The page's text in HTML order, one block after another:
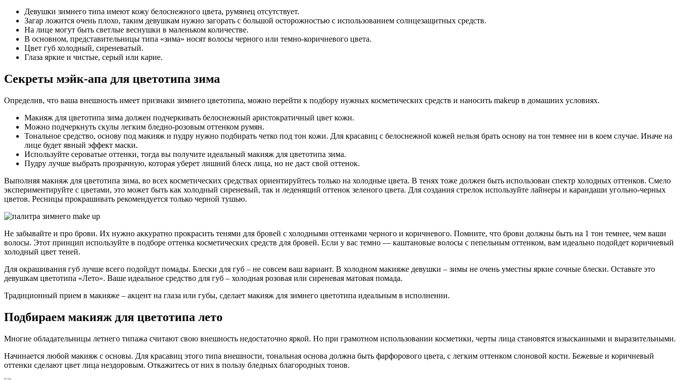
Девушки зимнего типа имеют кожу белоснежного цвета, румянец отсутствует.
Загар ложится очень плохо, таким девушкам нужно загорать с большой осторожностью с использованием солнцезащитных средств.
На лице могут быть светлые веснушки в маленьком количестве.
В основном, представительницы типа «зима» носят волосы черного или темно-коричневого цвета.
Цвет губ холодный, сиреневатый.
Глаза яркие и чистые, серый или карие.
Секреты мэйк-апа для цветотипа зима
Определив, что ваша внешность имеет признаки зимнего цветотипа, можно перейти к подбору нужных косметических средств и наносить makeup в домашних условиях.
Макияж для цветотипа зима должен подчеркивать белоснежный аристократичный цвет кожи.
Можно подчеркнуть скулы легким бледно-розовым оттенком румян.
Тональное средство, основу под макияж и пудру нужно подбирать четко под тон кожи. Для красавиц с белоснежной кожей нельзя брать основу на тон темнее ни в коем случае. Иначе на
лице будет явный эффект маски.
Используйте сероватые оттенки, тогда вы получите идеальный макияж для цветотипа зима.
Пудру лучше выбрать прозрачную, которая уберет лишний блеск лица, но не даст свой оттенок.
Выполняя макияж для цветотипа зима, во всех косметических средствах ориентируйтесь только на холодные цвета. В тенях тоже должен быть использован спектр холодных оттенков. Смело
экспериментируйте с цветами, это может быть как холодный сиреневый, так и леденящий оттенок зеленого цвета. Для создания стрелок используйте лайнеры и карандаши угольно-черных
цветов. Ресницы прокрашивать рекомендуется только черной тушью.
Не забывайте и про брови. Их нужно аккуратно прокрасить тенями для бровей с холодными оттенками черного и коричневого. Помните, что брови должны быть на 1 тон темнее, чем ваши
волосы. Этот принцип используйте в подборе оттенка косметических средств для бровей. Если у вас темно — каштановые волосы с пепельным оттенком, вам идеально подойдет коричневый
холодный цвет теней.
Для окрашивания губ лучше всего подойдут помады. Блески для губ – не совсем ваш вариант. В холодном макияже девушки – зимы не очень уместны яркие сочные блески. Оставьте это
девушкам цветотипа «Лето». Ваше идеальное средство для губ – холодная розовая или сиреневая матовая помада.
Традиционный прием в макияже – акцент на глаза или губы, сделает макияж для зимнего цветотипа идеальным в исполнении.
Подбираем макияж для цветотипа лето
Многие обладательницы летнего типажа считают свою внешность недостаточно яркой. Но при грамотном использовании косметики, черты лица становятся изысканными и выразительными.
Начинается любой макияж с основы. Для красавиц этого типа внешности, тональная основа должна быть фарфорового цвета, с легким оттенком слоновой кости. Бежевые и коричневый
оттенки сделают цвет лица нездоровым. Откажитесь от них в пользу бледных благородных тонов.